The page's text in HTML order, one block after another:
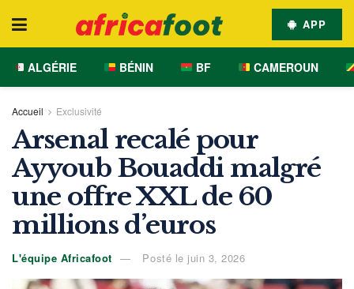
APP
ALGÉRIE BÉNIN BF CAMEROUN
Accueil Exclusivité
Arsenal recalé pour
Ayyoub Bouaddi malgré
une offre XXL de 60
millions d’euros
L'équipe Africafoot Posté le juin 3, 2026